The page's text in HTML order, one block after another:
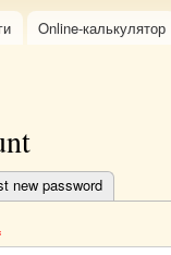
Online-калькулятор
new password